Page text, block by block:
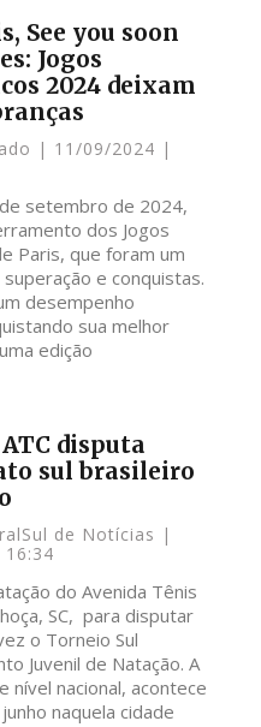
See you soon
Jogos
2024 deixam
11/09/2024
setembro de 2024,
dos Jogos
Paris, que foram um
e conquistas.
desempenho
sua melhor
edição
disputa
sul brasileiro
de Notícias
16:34
do Avenida Tênis
SC, para disputar
o Torneio Sul
Juvenil de Natação. A
nível nacional, acontece
naquela cidade